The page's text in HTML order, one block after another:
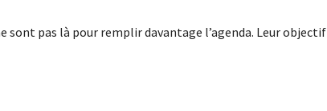
sont pas là pour remplir davantage l’agenda. Leur objectif